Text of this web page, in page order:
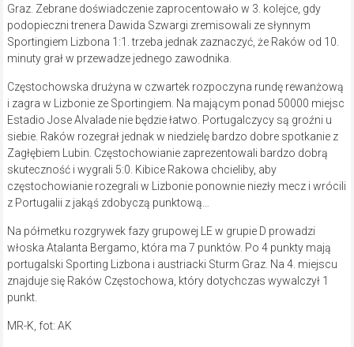
Graz. Zebrane doświadczenie zaprocentowało w 3. kolejce, gdy
podopieczni trenera Dawida Szwargi zremisowali ze słynnym
Sportingiem Lizbona 1:1. trzeba jednak zaznaczyć, że Raków od 10.
minuty grał w przewadze jednego zawodnika.
Częstochowska drużyna w czwartek rozpoczyna rundę rewanżową
i zagra w Lizbonie ze Sportingiem. Na mającym ponad 50000 miejsc
Estadio Jose Alvalade nie będzie łatwo. Portugalczycy są groźni u
siebie. Raków rozegrał jednak w niedzielę bardzo dobre spotkanie z
Zagłębiem Lubin. Częstochowianie zaprezentowali bardzo dobrą
skuteczność i wygrali 5:0. Kibice Rakowa chcieliby, aby
częstochowianie rozegrali w Lizbonie ponownie niezły mecz i wrócili
z Portugalii z jakąś zdobyczą punktową…
Na półmetku rozgrywek fazy grupowej LE w grupie D prowadzi
włoska Atalanta Bergamo, która ma 7 punktów. Po 4 punkty mają
portugalski Sporting Lizbona i austriacki Sturm Graz. Na 4. miejscu
znajduje się Raków Częstochowa, który dotychczas wywalczył 1
punkt.
MR-K, fot: AK